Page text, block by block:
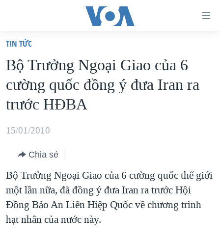
truy
cập
Tới
nội
chính
hướng
chính
Đi
tới
VIỆT NAM
HOA KỲ
BIỂN ĐÔNG
THẾ GIỚI
DIỄN ĐÀN
MỤC
TỰ DO BÁO CHÍ
VẠCH TRẦN TIN GIẢ
CHUYÊN ĐỀ
CHIẾN TRANH THƯƠNG MẠI CỦA MỸ: QUÁ KHỨ VÀ HIỆN
TẠI
HỌC TIẾNG ANH
TIN TỨC
Bộ Trưởng Ngoại Giao của 6
cường quốc đồng ý đưa Iran ra
trước HÐBA
15/01/2010
Chia sẻ
Bộ Trưởng Ngoại Giao của 6 cường quốc thế giới
một lần nữa, đã đồng ý đưa Iran ra trước Hội
Đồng Bảo An Liên Hiệp Quốc về chương trình
hạt nhân của nước này.